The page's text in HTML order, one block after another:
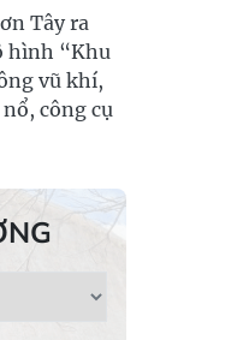
Tây ra
hình “Khu
vũ khí,
công cụ